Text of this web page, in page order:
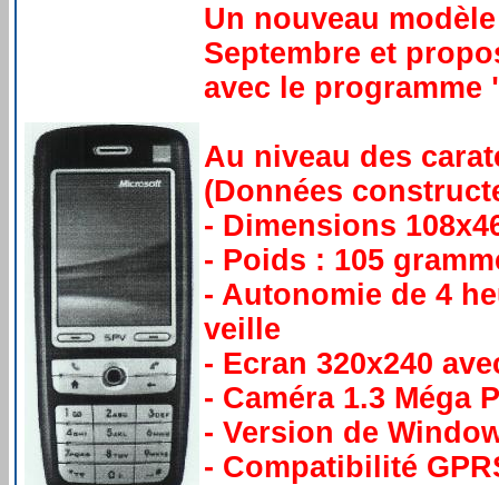
Un nouveau
Septembre et
avec le programme
Au niveau des
(Données
- Dimensions
- Poids : 105
- Autonomie de 4
veille
- Ecran 320x240
- Caméra 1.3 Méga
- Version de
- Compatibilité